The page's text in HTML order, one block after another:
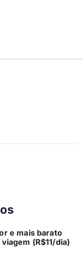
e mais barato
(R$11/dia)